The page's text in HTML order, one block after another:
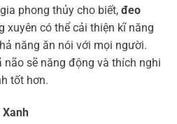
phong thủy cho biết, đeo
xuyên có thể cải thiện kĩ năng
năng ăn nói với mọi người.
não sẽ năng động và thích nghi
tốt hơn.